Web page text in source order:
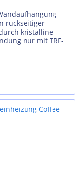
rückseitiger
kristalline
nur mit TRF-